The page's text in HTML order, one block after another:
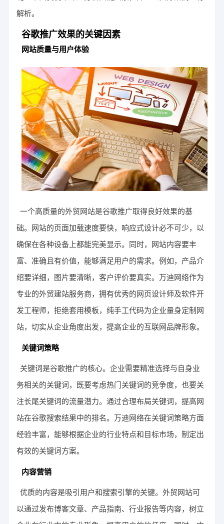
解析。
谷歌推广效果的关键因素
网站质量与用户体验
一个高质量的外贸网站是谷歌推广取得良好效果的基
础。网站的页面加载速度要快，响应式设计必不可少，以
确保在各种设备上都能完美显示。同时，网站内容要丰
富、准确且有价值，能够满足用户的需求。例如，产品介
绍要详细，图片要清晰，客户评价要真实。万迪网络作为
专业的外贸建站服务商，拥有优秀的网页设计师及软件开
发工程师，拒绝套用模板，纯手工代码为企业量身定制网
站，切实从企业角度出发，提高企业的互联网品牌形象。
关键词策略
关键词是谷歌推广的核心。企业需要精准选择与自身业
务相关的关键词，既要考虑热门关键词的竞争度，也要关
注长尾关键词的流量潜力。通过合理布局关键词，提高网
站在谷歌搜索结果中的排名。万迪网络在关键词策略方面
经验丰富，能够根据企业的行业特点和目标市场，制定出
有效的关键词方案。
内容营销
优质的内容是吸引用户和搜索引擎的关键。外贸网站可
以通过发布博客文章、产品指南、行业报告等内容，树立